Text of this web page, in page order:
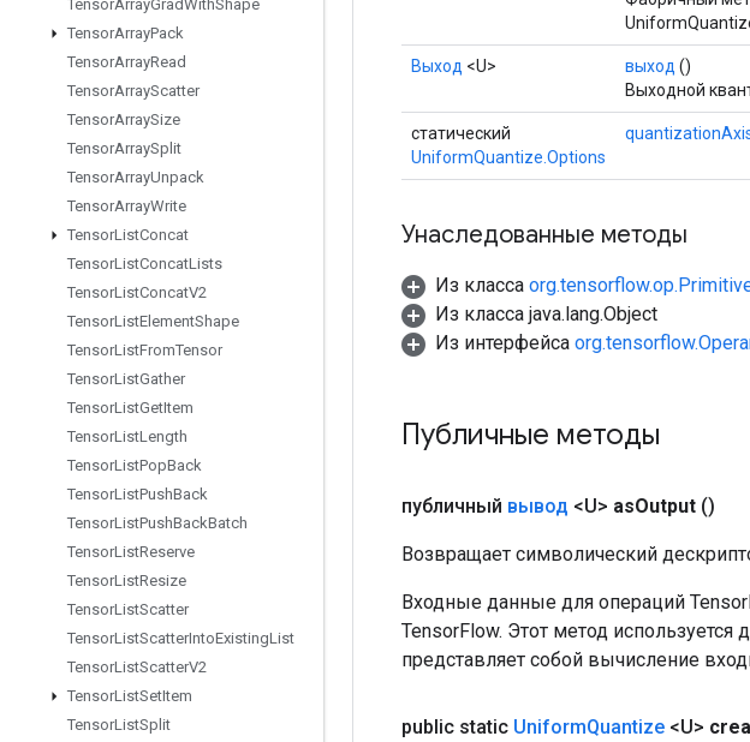
TensorArrayGradWithShape
TensorArrayPack
TensorArrayRead
TensorArrayScatter
TensorArraySize
TensorArraySplit
TensorArrayUnpack
TensorArrayWrite
TensorListConcat
TensorListConcatLists
TensorListConcatV2
TensorListElementShape
TensorListFromTensor
TensorListGather
TensorListGetItem
TensorListLength
TensorListPopBack
TensorListPushBack
TensorListPushBackBatch
TensorListReserve
TensorListResize
TensorListScatter
TensorListScatterIntoExistingList
TensorListScatterV2
TensorListSetItem
TensorListSplit
Выход <U> выход ()
Выходной
статический
UniformQuantize.Options
Унаследованные методы
Из класса
Из класса java.lang.Object
Из интерфейса
Публичные методы
публичный вывод <U> asOutput ()
Возвращает символический
Входные данные для операций
TensorFlow. Этот метод
представляет собой вычисление
public static UniformQuantize <U>